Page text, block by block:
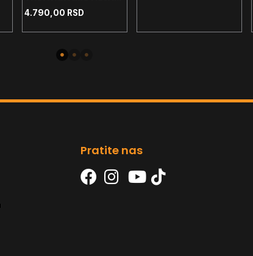
200 White 1700 -
4.790,00 RSD
Pratite nas